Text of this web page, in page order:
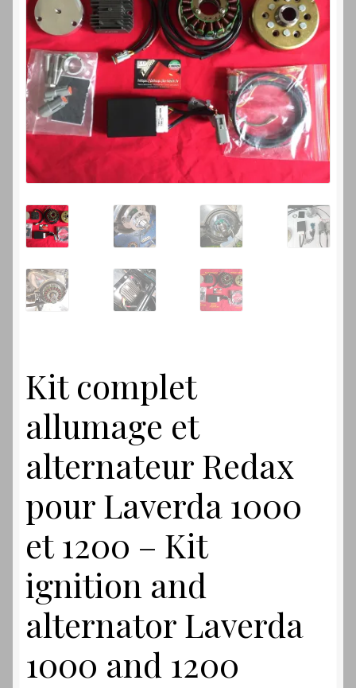
Kit complet
allumage et
alternateur Redax
pour Laverda 1000
et 1200 – Kit
ignition and
alternator Laverda
1000 and 1200